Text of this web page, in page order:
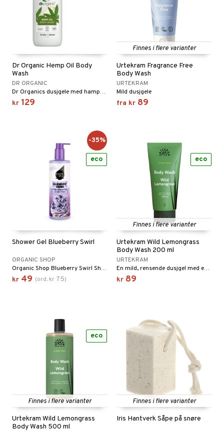
Dr Organic Hemp Oil Body
Wash
DR ORGANIC
Dr Organics dusjgele med hampolje er en fuktighetsgivende såpe perfekt for deg som er aktiv og dusjer ofte.
kr 129
Finnes i flere varianter
Urtekram Fragrance Free
Body Wash
URTEKRAM
Mild dusjgele
fra kr 89
Shower Gel Blueberry Swirl
ORGANIC SHOP
Organic Shop Blueberry Swirl Shower Gel inviterer til en bæraktig dusjopplevelse som føles som en dessert for huden.
kr 49 (ord. kr 75)
-35%
eco
Finnes i flere varianter
Urtekram Wild Lemongrass
Body Wash 200 ml
URTEKRAM
En mild, rensende dusjgel med en frisk duft av sitrongress og sitrus.
kr 89
eco
Finnes i flere varianter
Urtekram Wild Lemongrass
Body Wash 500 ml
eco
Finnes i flere varianter
Iris Hantverk Såpe på snøre